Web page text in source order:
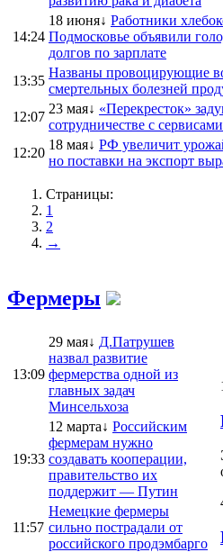
14:24
18 июня↓ Работники
Подмосковье объявили
долгов по зарплате
13:35
Названы провоцирующие
смертельных болезней
12:07
23 мая↓ «Перекресток»
сотрудничестве с
12:20
18 мая↓ РФ увеличит
но поставки на экспорт
Страницы:
1
2
→
Фермеры
13:09
29 мая↓ Д.Патрушев
назвал развитие
фермерства одной из
главных задач
Минсельхоза
19:33
12 марта↓ Российским
фермерам нужно
создавать кооперации,
правительство их
поддержит — Путин
11:57
Немецкие фермеры
сильно пострадали от
российского продэмбарго